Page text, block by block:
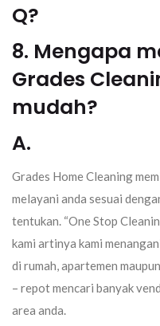
Q?
8. Mengapa
Grades
mudah?
A.
Grades Home Cleaning
melayani anda sesuai
tentukan. “One Stop
kami artinya kami
di rumah, apartemen
– repot mencari banyak
area anda.